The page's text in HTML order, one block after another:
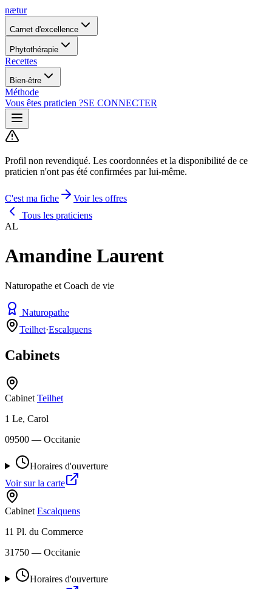
nætur
Carnet d'excellence
Phytothérapie
Recettes
Bien-être
Méthode
Vous êtes praticien ?SE CONNECTER
Profil non revendiqué. Les coordonnées et la disponibilité de ce
praticien n'ont pas été confirmées par lui-même.
C'est ma fiche
Voir les offres
Tous les praticiens
AL
Amandine Laurent
Naturopathe et Coach de vie
Naturopathe
Teilhet·Escalquens
Cabinets
Cabinet Teilhet
1 Le, Carol
09500 — Occitanie
Horaires d'ouverture
Voir sur la carte
Cabinet Escalquens
11 Pl. du Commerce
31750 — Occitanie
Horaires d'ouverture